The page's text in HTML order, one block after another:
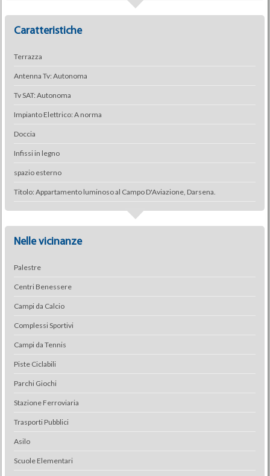
Caratteristiche
Terrazza
Antenna Tv: Autonoma
Tv SAT: Autonoma
Impianto Elettrico: A norma
Doccia
Infissi in legno
spazio esterno
Titolo: Appartamento luminoso al Campo D'Aviazione, Darsena.
Nelle vicinanze
Palestre
Centri Benessere
Campi da Calcio
Complessi Sportivi
Campi da Tennis
Piste Ciclabili
Parchi Giochi
Stazione Ferroviaria
Trasporti Pubblici
Asilo
Scuole Elementari